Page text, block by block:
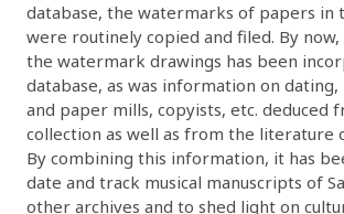
database, the watermarks of papers in
were routinely copied and filed. By
the watermark drawings has been
database, as was information on
and paper mills, copyists, etc. deduced
collection as well as from the literature
By combining this information, it has
date and track musical manuscripts of
other archives and to shed light on